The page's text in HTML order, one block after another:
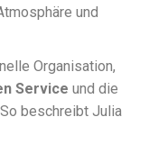
und
Organisation,
Service und die
beschreibt Julia